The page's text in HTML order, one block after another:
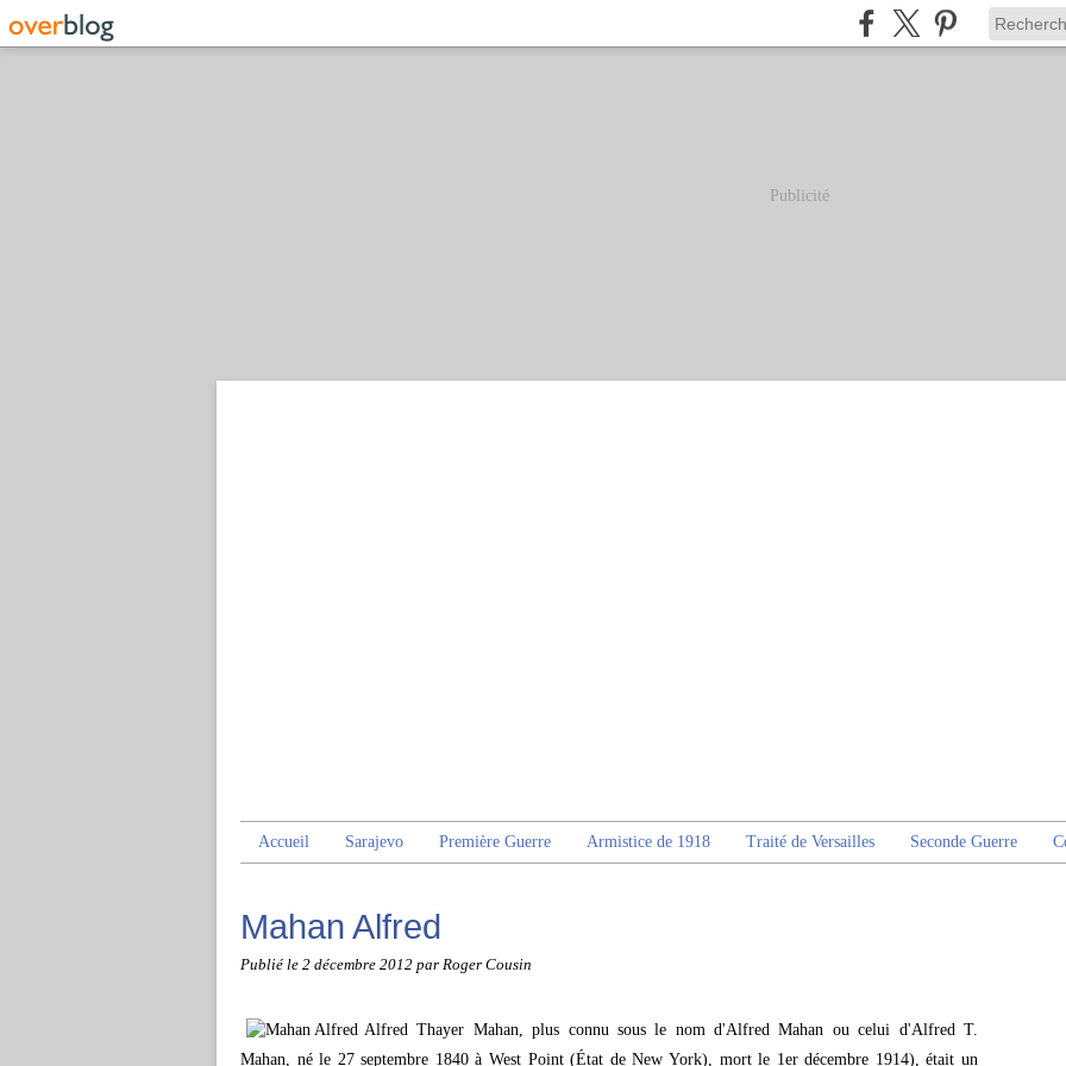
Publicité
Accueil Sarajevo Première Guerre Armistice de 1918 Traité de Versailles Seconde Guerre
Mahan Alfred
Publié le 2 décembre 2012 par Roger Cousin
Alfred Thayer Mahan, plus connu sous le nom d'Alfred Mahan ou celui d'Alfred T.
Mahan, né le 27 septembre 1840 à West Point (État de New York), mort le 1er décembre 1914), était un